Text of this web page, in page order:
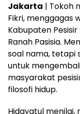
Jakarta | Tokoh
Fikri, menggagas
Kabupaten
Ranah Pasisia.
soal nama, tetapi
untuk
masyarakat
filosofi hidup.
Hidayatul menilai,